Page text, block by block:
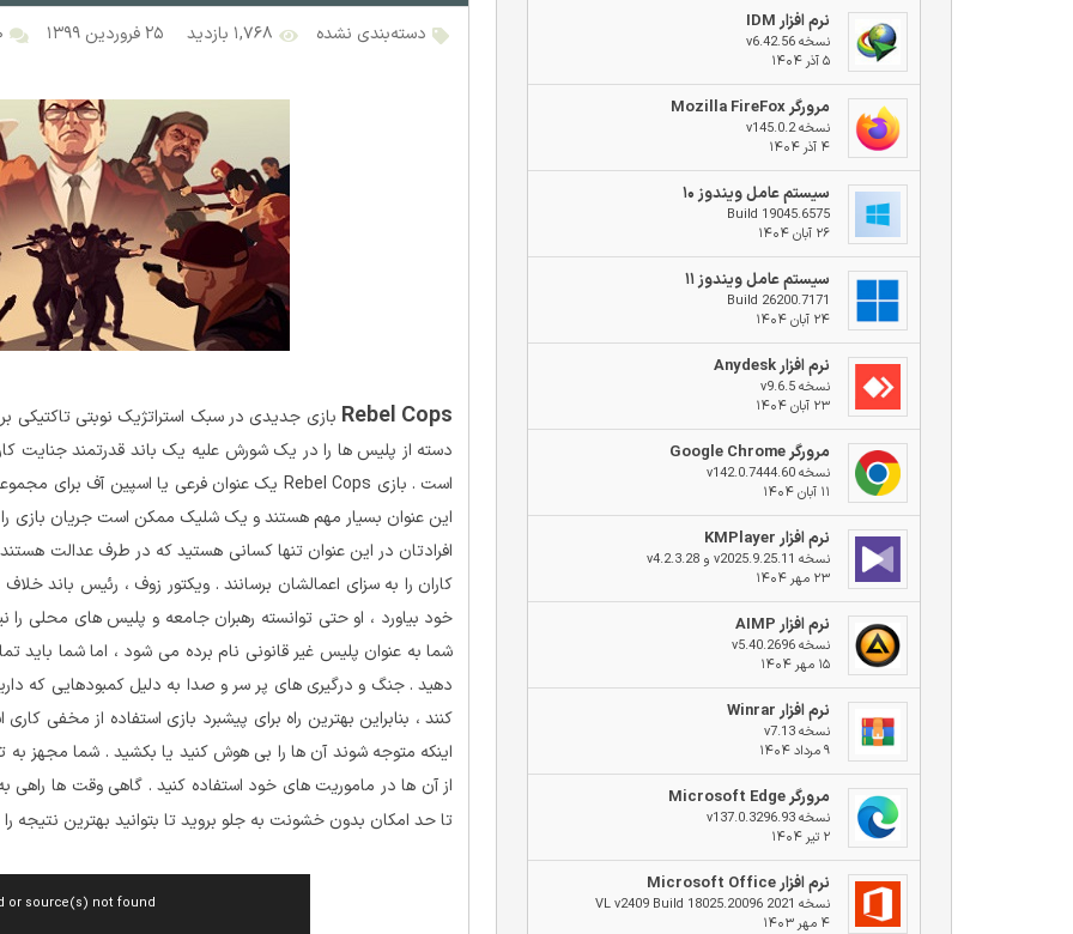
نرم افزار IDM
نسخه v6.42.56
۵ آذر ۱۴۰۴
مرورگر Mozilla FireFox
نسخه v145.0.2
۴ آذر ۱۴۰۴
سیستم عامل ویندوز ۱۰
Build 19045.6575
۲۶ آبان ۱۴۰۴
سیستم عامل ویندوز ۱۱
Build 26200.7171
۲۴ آبان ۱۴۰۴
نرم افزار Anydesk
نسخه v9.6.5
۲۳ آبان ۱۴۰۴
مرورگر Google Chrome
نسخه v142.0.7444.60
۱۱ آبان ۱۴۰۴
نرم افزار KMPlayer
نسخه v2025.9.25.11 و v4.2.3.28
۲۳ مهر ۱۴۰۴
نرم افزار AIMP
نسخه v5.40.2696
۱۵ مهر ۱۴۰۴
نرم افزار Winrar
نسخه v7.13
۹ مرداد ۱۴۰۴
مرورگر Microsoft Edge
نسخه v137.0.3296.93
۲ تیر ۱۴۰۴
نرم افزار Microsoft Office
نسخه 2021 VL v2409 Build 18025.20096
۴ مهر ۱۴۰۳
دسته‌بندی نشده ۱,۷۶۸ بازدید ۲۵ فروردین ۱۳۹۹ ۰
Rebel Cops بازی جدیدی در سبک استراتژیک نوبتی
دسته از پلیس ها را در یک شورش علیه یک باند قدرتمند جنایت
این عنوان بسیار مهم هستند و یک شلیک ممکن است جریان بازی را
افرادتان در این عنوان تنها کسانی هستید که در طرف عدالت
کاران را به سزای اعمالشان برسانند . ویکتور زوف ، رئیس باند
خود بیاورد ، او حتی توانسته رهبران جامعه و پلیس های محلی را
شما به عنوان پلیس غیر قانونی نام برده می شود ، اما شما باید
دهید . جنگ و درگیری های پر سر و صدا به دلیل کمبودهایی که
کنند ، بنابراین بهترین راه برای پیشبرد بازی استفاده از
اینکه متوجه شوند آن ها را بی هوش کنید یا بکشید . شما مجهز
از آن ها در ماموریت های خود استفاده کنید . گاهی وقت ها
تا حد امکان بدون خشونت به جلو بروید تا بتوانید بهترین نتیجه
or source(s) not found